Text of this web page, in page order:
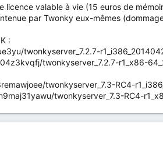
valable à vie (15 euros de
par Twonky eux-mêmes
:
twonkyserver_7.2.7-
twonkyserver_7.2.7-r1_x86-
twonkyserver_7.3-RC4-
twonkyserver_7.3-RC4-